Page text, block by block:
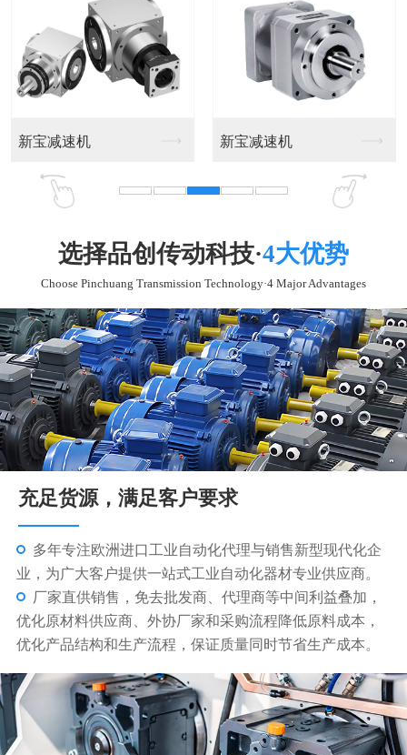
高效率IE2馬達系列 變頻馬達系列
选择品创传动科技·4大优势
Choose Pinchuang Transmission Technology·4 Major Advantages
充足货源，满足客户要求
多年专注欧洲进口工业自动化代理与销售新型现代化企
业，为广大客户提供一站式工业自动化器材专业供应商。
厂家直供销售，免去批发商、代理商等中间利益叠加，
优化原材料供应商、外协厂家和采购流程降低原料成本，
优化产品结构和生产流程，保证质量同时节省生产成本。